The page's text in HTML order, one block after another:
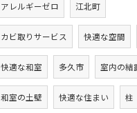
アレルギーゼロ 江北町
カビ取りサービス 快適な空間
快適な和室 多久市 室内の結
和室の土壁 快適な住まい 柱